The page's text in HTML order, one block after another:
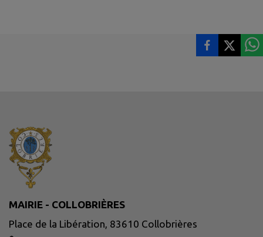
MAIRIE - COLLOBRIÈRES
Place de la Libération, 83610 Collobrières